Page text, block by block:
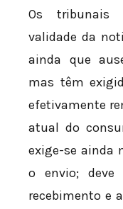
Os tribunais
validade da
ainda que
mas têm
efetivamente
atual do
exige-se ainda
o envio; deve
recebimento e